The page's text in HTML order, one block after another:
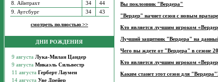
8. Айнтрахт
34
44
9. Аугсбург
34 43
смотреть полностью >>
ДНИ РОЖДЕНИЯ
Вы поклонник "Вердера"
"Вердер" начнет сезон с новым
Кто является лучшим игроком
Лучший защитник "Вердера" на
Чего вы ждете от "Вердера" в сезоне
Кто является лучшим игроком
Каким станет этот сезон для